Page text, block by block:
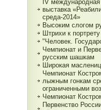
IV
выставка
среда-2014»
Высоким слогом
Штрихи к
"Человек.
Чемпионат и
русским шашкам
Широкая
Чемпионат
лыжным гонкам
ограниченными
Чемпионат
Первенство